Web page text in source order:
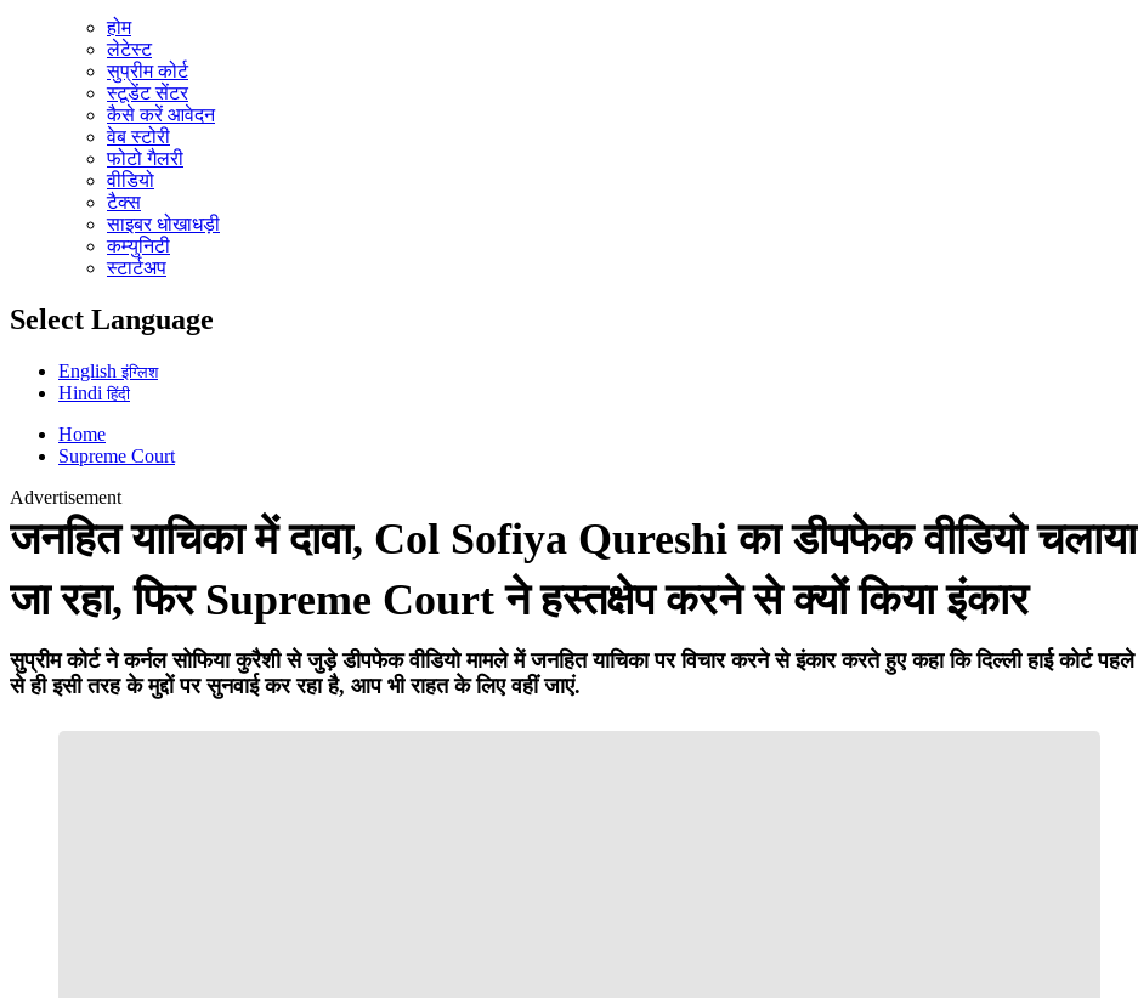
होम
लेटेस्ट
सुप्रीम कोर्ट
स्टूडेंट सेंटर
कैसे करें आवेदन
वेब स्टोरी
फोटो गैलरी
वीडियो
टैक्स
साइबर धोखाधड़ी
कम्युनिटी
स्टार्टअप
Select Language
Englishइंग्लिश
Hindiहिंदी
Home
Supreme Court
Advertisement
जनहित याचिका में दावा, Col Sofiya Qureshi का डीपफेक वीडियो चलाया
जा रहा, फिर Supreme Court ने हस्तक्षेप करने से क्यों किया इंकार
सुप्रीम कोर्ट ने कर्नल सोफिया कुरैशी से जुड़े डीपफेक वीडियो मामले में जनहित याचिका पर विचार करने से इंकार करते हुए कहा कि दिल्ली हाई कोर्ट पहले
से ही इसी तरह के मुद्दों पर सुनवाई कर रहा है, आप भी राहत के लिए वहीं जाएं.